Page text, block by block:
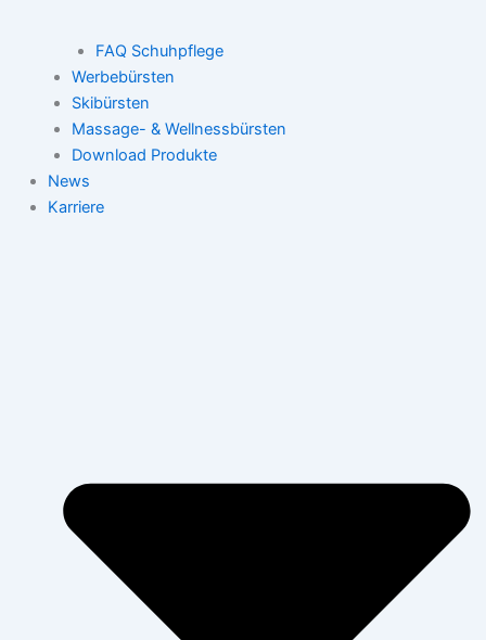
FAQ Schuhpflege
Werbebürsten
Skibürsten
Massage- & Wellnessbürsten
Download Produkte
News
Karriere